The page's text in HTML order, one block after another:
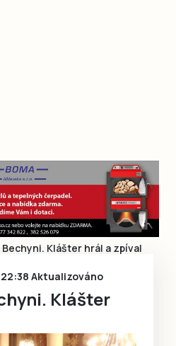
Klášter hrál a zpíval
22:38 Aktualizováno
Klášter